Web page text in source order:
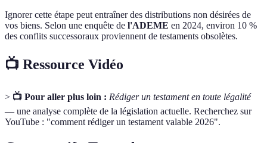
Ignorer cette étape peut entraîner des distributions non désirées de
vos biens. Selon une enquête de l'ADEME en 2024, environ 10 %
des conflits successoraux proviennent de testaments obsolètes.
📺 Ressource Vidéo
> 📺 Pour aller plus loin : Rédiger un testament en toute légalité
— une analyse complète de la législation actuelle. Recherchez sur
YouTube : "comment rédiger un testament valable 2026".